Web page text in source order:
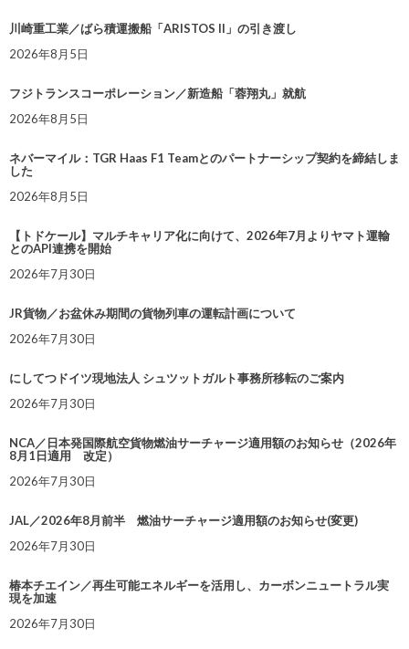
川崎重工業／ばら積運搬船「ARISTOS II」の引き渡し
2026年8月5日
フジトランスコーポレーション／新造船「蓉翔丸」就航
2026年8月5日
ネバーマイル：TGR Haas F1 Teamとのパートナーシップ契約を締結しま
した
2026年8月5日
【トドケール】マルチキャリア化に向けて、2026年7月よりヤマト運輸
とのAPI連携を開始
2026年7月30日
JR貨物／お盆休み期間の貨物列車の運転計画について
2026年7月30日
にしてつドイツ現地法人 シュツットガルト事務所移転のご案内
2026年7月30日
NCA／日本発国際航空貨物燃油サーチャージ適用額のお知らせ（2026年
8月1日適用 改定）
2026年7月30日
JAL／2026年8月前半 燃油サーチャージ適用額のお知らせ(変更)
2026年7月30日
椿本チエイン／再生可能エネルギーを活用し、カーボンニュートラル実
現を加速
2026年7月30日